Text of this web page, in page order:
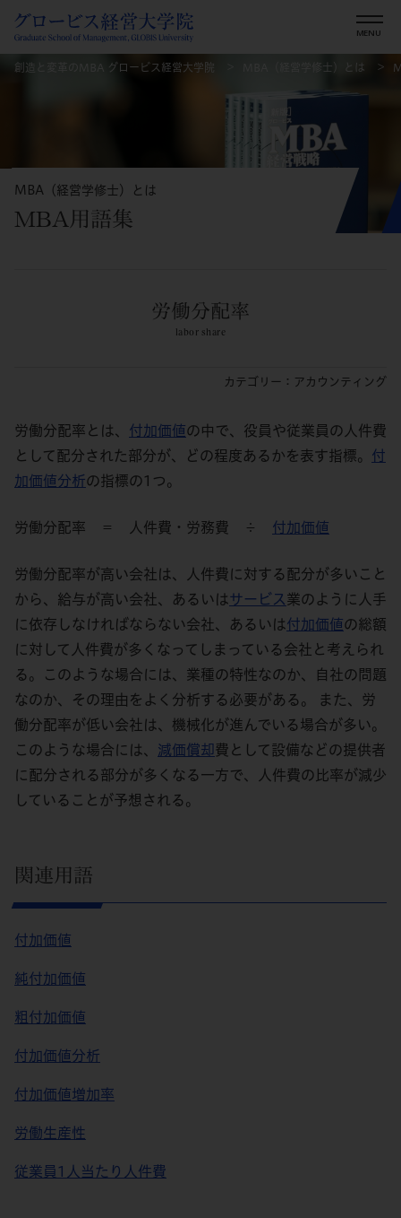
創造と変革のMBA グロービス経営大学院 MBA（経営学修士）とは
MBA（経営学修士）とは
MBA用語集
カテゴリー：アカウンティング
労働分配率
labor share
労働分配率とは、 付加価値の中で、役員や従業員の人件費
として配分された部分が、どの程度あるかを表す指標。 付
加価値分析の指標の1つ。
労働分配率 ＝ 人件費・労務費 ÷ 付加価値
労働分配率が高い会社は、人件費に対する配分が多いこと
から、給与が高い会社、あるいはサービス 業のように人手
に依存しなければならない会社、あるいは付加価値の総額
に対して人件費が多くなってしまっている会社と考えられ
る。このような場合には、業種の特性なのか、自社の問題
なのか、その理由をよく分析する必要がある。 また、労
働分配率が低い会社は、機械化が進んでいる場合が多い。
このような場合には、 減価償却 費として設備などの提供者
に配分される部分が多くなる一方で、人件費の比率が減少
していることが予想される。
関連用語
付加価値
純付加価値
粗付加価値
付加価値分析
付加価値増加率
労働生産性
従業員1人当たり人件費